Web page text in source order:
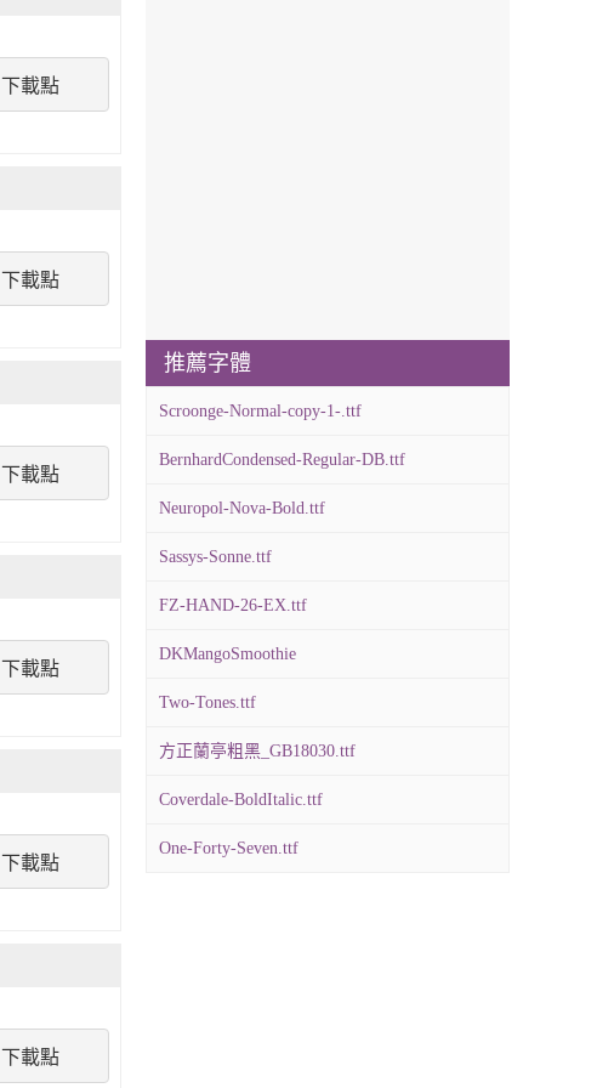
下載點
下載點
下載點
下載點
下載點
下載點
推薦字體
Scroonge-Normal-copy-1-.ttf
BernhardCondensed-Regular-DB.ttf
Neuropol-Nova-Bold.ttf
Sassys-Sonne.ttf
FZ-HAND-26-EX.ttf
DKMangoSmoothie
Two-Tones.ttf
方正蘭亭粗黑_GB18030.ttf
Coverdale-BoldItalic.ttf
One-Forty-Seven.ttf